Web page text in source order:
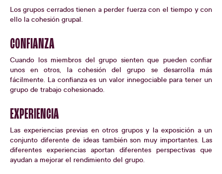
Los grupos cerrados tienen a perder fuerza con el tiempo y con
ello la cohesión grupal.
CONFIANZA
Cuando los miembros del grupo sienten que pueden confiar
unos en otros, la cohesión del grupo se desarrolla más
fácilmente. La confianza es un valor innegociable para tener un
grupo de trabajo cohesionado.
EXPERIENCIA
Las experiencias previas en otros grupos y la exposición a un
conjunto diferente de ideas también son muy importantes. Las
diferentes experiencias aportan diferentes perspectivas que
ayudan a mejorar el rendimiento del grupo.